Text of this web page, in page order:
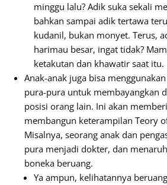
minggu lalu? Adik suka sekali
bahkan sampai adik tertawa
kudanil, bukan monyet. Terus,
harimau besar, ingat tidak?
ketakutan dan khawatir saat itu.
Anak-anak juga bisa
pura-pura untuk membayangkan
posisi orang lain. Ini akan
membangun keterampilan Teory
Misalnya, seorang anak dan
pura menjadi dokter, dan
boneka beruang.
Ya ampun, kelihatannya